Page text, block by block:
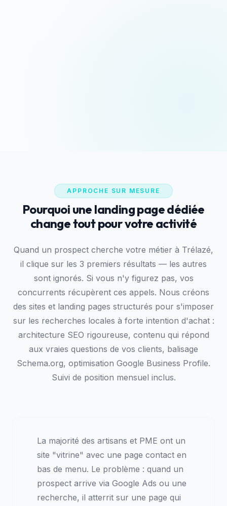
APPROCHE SUR MESURE
Pourquoi une landing page dédiée
change tout pour votre activité
Quand un prospect cherche votre métier à Trélazé,
il clique sur les 3 premiers résultats — les autres
sont ignorés. Si vous n'y figurez pas, vos
concurrents récupèrent ces appels. Nous créons
des sites et landing pages structurés pour s'imposer
sur les recherches locales à forte intention d'achat :
architecture SEO rigoureuse, contenu qui répond
aux vraies questions de vos clients, balisage
Schema.org, optimisation Google Business Profile.
Suivi de position mensuel inclus.
La majorité des artisans et PME ont un
site "vitrine" avec une page contact en
bas de menu. Le problème : quand un
prospect arrive via Google Ads ou une
recherche, il atterrit sur une page qui